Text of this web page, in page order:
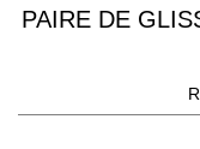
PAIRE DE